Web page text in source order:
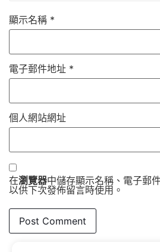
顯示名稱 *
電子郵件地址 *
個人網站網址
在瀏覽器中儲存顯示名稱、電子郵
以供下次發佈留言時使用。